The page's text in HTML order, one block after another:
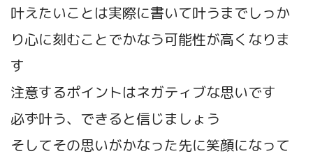
叶えたいことは実際に書いて叶うまでしっか
り心に刻むことでかなう可能性が高くなりま
す
注意するポイントはネガティブな思いです
必ず叶う、できると信じましょう
そしてその思いがかなった先に笑顔になって